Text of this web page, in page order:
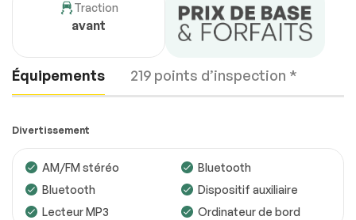
Traction
avant
Équipements 219 points d’inspection *
Divertissement
AM/FM stéréo
Bluetooth
Bluetooth
Dispositif auxiliaire
Lecteur MP3
Ordinateur de bord